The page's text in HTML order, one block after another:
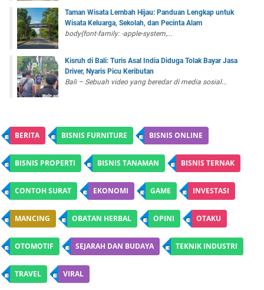
Taman Wisata Lembah Hijau: Panduan Lengkap untuk
Wisata Keluarga, Sekolah, dan Pecinta Alam
body{font-family: -apple-system,...
Kisruh di Bali: Turis Asal India Diduga Tolak Bayar Jasa
Driver, Nyaris Picu Keributan
Bali – Sebuah video yang beredar di media sosial...
BERITA BISNIS FURNITURE BISNIS ONLINE
BISNIS PROPERTI BISNIS TANAMAN BISNIS TERNAK
CONTOH SURAT EKONOMI GAME INVESTASI
MANCING OBATAN HERBAL OPINI OTAKU
OTOMOTIF SEJARAH DAN BUDAYA TEKNIK INDUSTRI
TRAVEL VIRAL